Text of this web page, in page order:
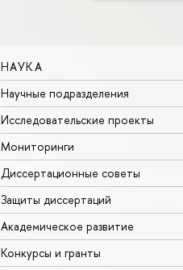
НАУКА
Научные подразделения
Исследовательские проекты
Мониторинги
Диссертационные советы
Защиты диссертаций
Академическое развитие
Конкурсы и гранты